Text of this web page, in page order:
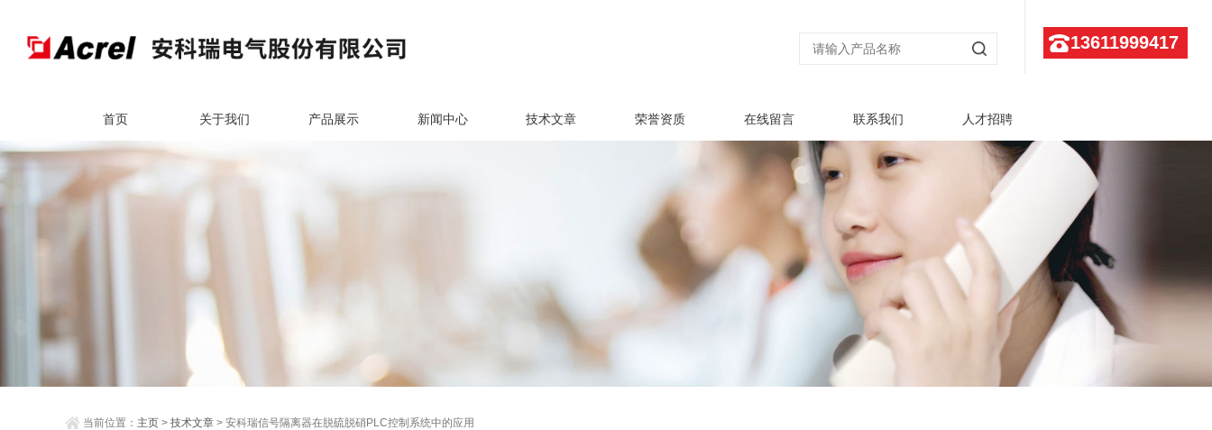
13611999417
首页 关于我们 产品展示 新闻中心 技术文章 荣誉资质 在线留言 联系我们 人才招聘
当前位置： 主页 >技术文章 > 安科瑞信号隔离器在脱硫脱硝PLC控制系统中的应用